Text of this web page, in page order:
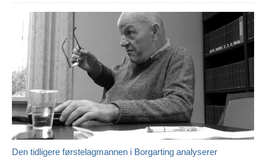
Den tidligere førstelagmannen i Borgarting analyserer